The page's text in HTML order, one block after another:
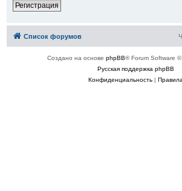
Регистрация
Список форумов
Создано на основе phpBB® Forum Software
Русская поддержка phpBB
Конфиденциальность| Правила